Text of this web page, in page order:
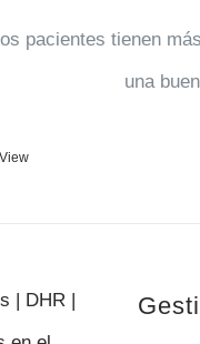
pacientes tienen
una